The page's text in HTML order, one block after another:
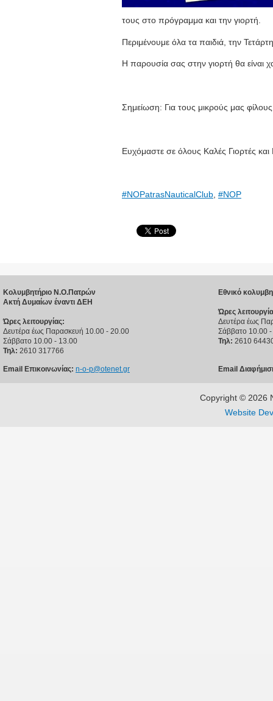
τους στο πρόγραμμα και την γιορτή.
Περιμένουμε όλα τα παιδιά, την
Η παρουσία σας στην γιορτή θα
Σημείωση: Για τους μικρούς μας
Ευχόμαστε σε όλους Καλές Γιορτές
#NOPatrasNauticalClub #NOP
Κολυμβητήριο Ν.Ο.Πατρών
Ακτή Δυμαίων έναντι ΔΕΗ
Ώρες λειτουργίας:
Δευτέρα έως Παρασκευή 10.00 - 20.00
Σάββατο 10.00 - 13.00
Τηλ: 2610 317766
Email Επικοινωνίας: n-o-p@otenet.gr
Εθνικό
Ώρες
Δευτέρα έως
Σάββατο 10.00
Τηλ: 2610
Email
Copyright © 2026
Website